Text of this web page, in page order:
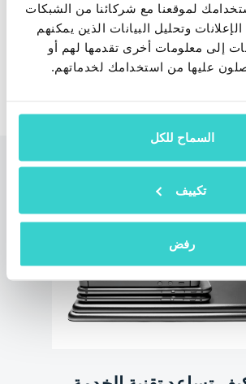
لموقعنا مع شركائنا من الشبكات
وتحليل البيانات الذين يمكنهم
إلى معلومات أخرى تقدمها لهم أو
عليها من استخدامك لخدماتهم.
السماح للكل
تكييف
رفض
طلب عرض تجريبي